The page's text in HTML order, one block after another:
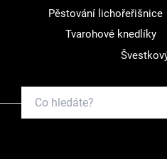
Pěstování lichořeřišnice
Tvarohové knedlíky